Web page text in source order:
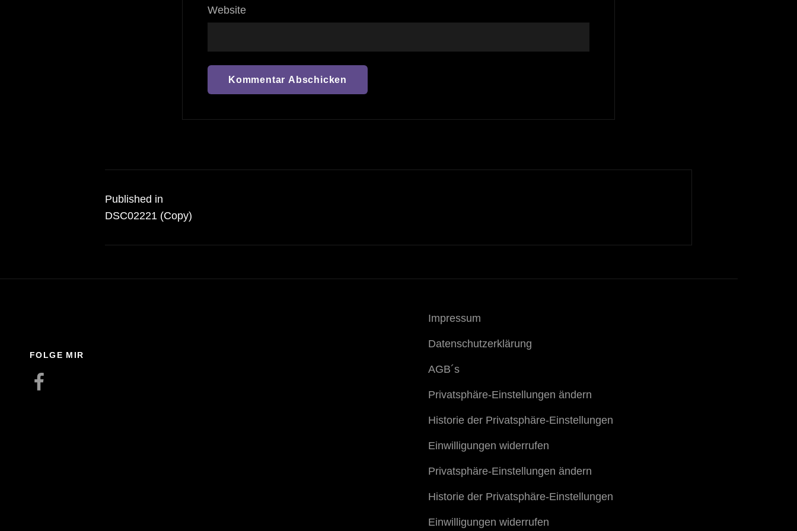
Website
Published in
DSC02221 (Copy)
FOLGE MIR
Facebook
Impressum
Datenschutzerklärung
AGB´s
Privatsphäre-Einstellungen ändern
Historie der Privatsphäre-Einstellungen
Einwilligungen widerrufen
Privatsphäre-Einstellungen ändern
Historie der Privatsphäre-Einstellungen
Einwilligungen widerrufen